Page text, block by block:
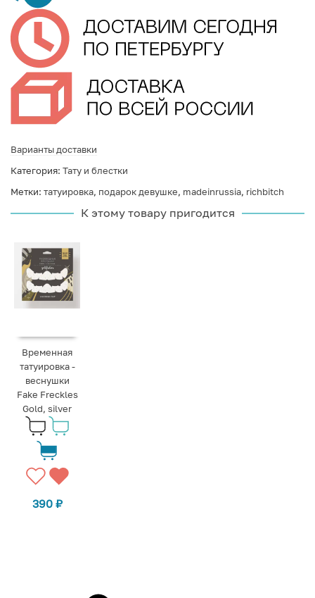
Варианты доставки
Категория: Тату и блестки
Метки: татуировка, подарок девушке, madeinrussia, richbitch
К этому товару пригодится
Временная
татуировка -
веснушки
Fake Freckles
Gold, silver
390 ₽